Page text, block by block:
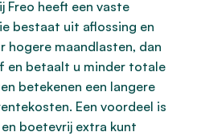
Freo heeft een vaste
bestaat uit aflossing en
hogere maandlasten, dan
en betaalt u minder totale
betekenen een langere
Een voordeel is
boetevrij extra kunt